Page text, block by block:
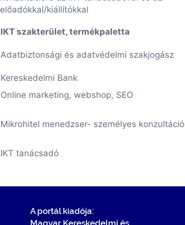
előadókkal/kiállítókkal
IKT szakterület, termékpaletta
Adatbiztonsági és adatvédelmi szakjogász
Kereskedelmi Bank
Online marketing, webshop, SEO
Mikrohitel menedzser- személyes konzultáció
IKT tanácsadó
A portál kiadója:
Magyar Kereskedelmi és